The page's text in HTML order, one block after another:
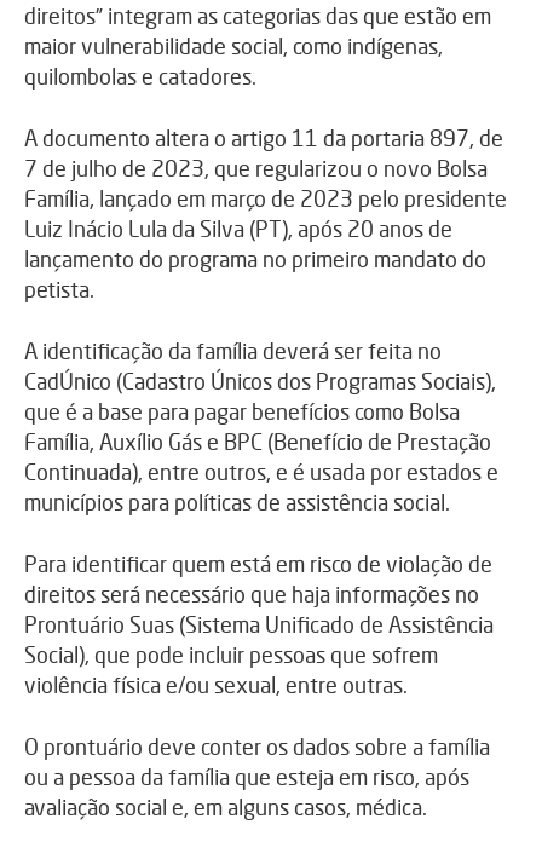
direitos” integram as categorias das que estão em
maior vulnerabilidade social, como indígenas,
quilombolas e catadores.
A documento altera o artigo 11 da portaria 897, de
7 de julho de 2023, que regularizou o novo Bolsa
Família, lançado em março de 2023 pelo presidente
Luiz Inácio Lula da Silva (PT), após 20 anos de
lançamento do programa no primeiro mandato do
petista.
A identificação da família deverá ser feita no
CadÚnico (Cadastro Únicos dos Programas Sociais),
que é a base para pagar benefícios como Bolsa
Família, Auxílio Gás e BPC (Benefício de Prestação
Continuada), entre outros, e é usada por estados e
municípios para políticas de assistência social.
Para identificar quem está em risco de violação de
direitos será necessário que haja informações no
Prontuário Suas (Sistema Unificado de Assistência
Social), que pode incluir pessoas que sofrem
violência física e/ou sexual, entre outras.
O prontuário deve conter os dados sobre a família
ou a pessoa da família que esteja em risco, após
avaliação social e, em alguns casos, médica.